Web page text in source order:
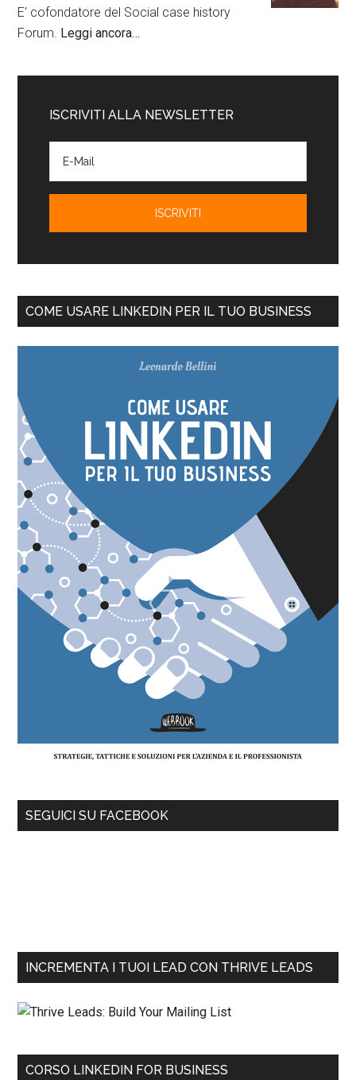
E' cofondatore del Social case history
Forum. Leggi ancora…
ISCRIVITI ALLA NEWSLETTER
COME USARE LINKEDIN PER IL TUO BUSINESS
SEGUICI SU FACEBOOK
INCREMENTA I TUOI LEAD CON THRIVE LEADS
CORSO LINKEDIN FOR BUSINESS